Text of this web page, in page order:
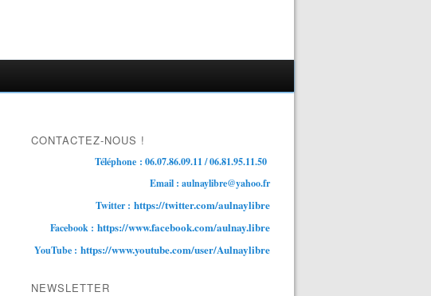
CONTACTEZ-NOUS !
Téléphone : 06.07.86.09.11 / 06.81.95.11.50
Email : aulnaylibre@yahoo.fr
Twitter : https://twitter.com/aulnaylibre
Facebook : https://www.facebook.com/aulnay.libre
YouTube : https://www.youtube.com/user/Aulnaylibre
NEWSLETTER